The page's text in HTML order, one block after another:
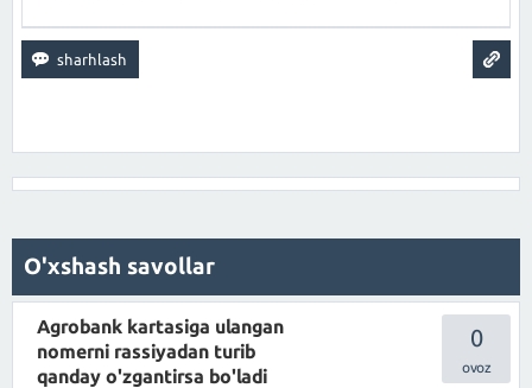
O'xshash savollar
0
Agrobank kartasiga ulangan
nomerni rassiyadan turib
qanday o'zgantirsa bo'ladi